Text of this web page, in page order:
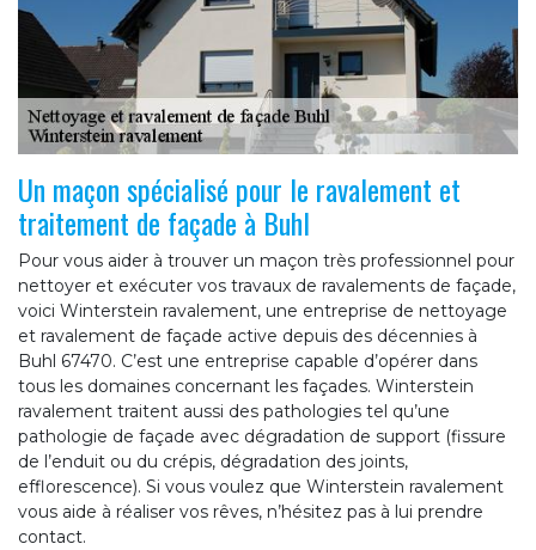
Un maçon spécialisé pour le ravalement et
traitement de façade à Buhl
Pour vous aider à trouver un maçon très professionnel pour
nettoyer et exécuter vos travaux de ravalements de façade,
voici Winterstein ravalement, une entreprise de nettoyage
et ravalement de façade active depuis des décennies à
Buhl 67470. C’est une entreprise capable d’opérer dans
tous les domaines concernant les façades. Winterstein
ravalement traitent aussi des pathologies tel qu’une
pathologie de façade avec dégradation de support (fissure
de l’enduit ou du crépis, dégradation des joints,
efflorescence). Si vous voulez que Winterstein ravalement
vous aide à réaliser vos rêves, n’hésitez pas à lui prendre
contact.